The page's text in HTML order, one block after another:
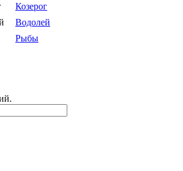
Козерог
Водолей
Рыбы